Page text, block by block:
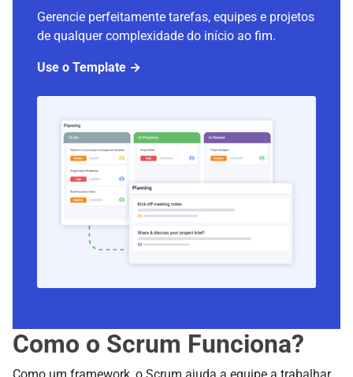
Gerencie perfeitamente tarefas, equipes e projetos
de qualquer complexidade do início ao fim.
Use o Template →
Como o Scrum Funciona?